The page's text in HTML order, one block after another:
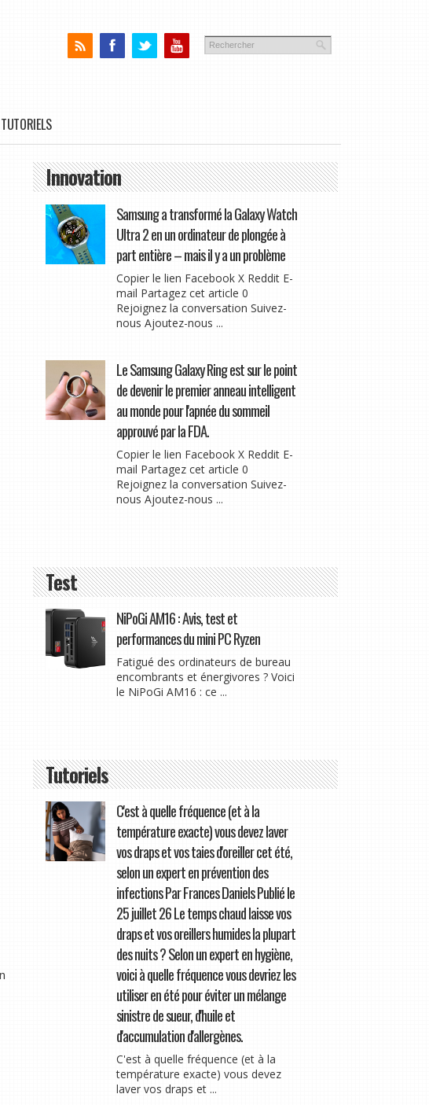
TUTORIELS
Innovation
Samsung a transformé la Galaxy Watch
Ultra 2 en un ordinateur de plongée à
part entière – mais il y a un problème
Copier le lien Facebook X Reddit E-
mail Partagez cet article 0
Rejoignez la conversation Suivez-
nous Ajoutez-nous ...
Le Samsung Galaxy Ring est sur le point
de devenir le premier anneau intelligent
au monde pour l'apnée du sommeil
approuvé par la FDA.
Copier le lien Facebook X Reddit E-
mail Partagez cet article 0
Rejoignez la conversation Suivez-
nous Ajoutez-nous ...
Test
NiPoGi AM16 : Avis, test et
performances du mini PC Ryzen
Fatigué des ordinateurs de bureau
encombrants et énergivores ? Voici
le NiPoGi AM16 : ce ...
Tutoriels
C'est à quelle fréquence (et à la
température exacte) vous devez laver
vos draps et vos taies d'oreiller cet été,
selon un expert en prévention des
infections Par Frances Daniels Publié le
25 juillet 26 Le temps chaud laisse vos
draps et vos oreillers humides la plupart
des nuits ? Selon un expert en hygiène,
voici à quelle fréquence vous devriez les
utiliser en été pour éviter un mélange
sinistre de sueur, d'huile et
d'accumulation d'allergènes.
C'est à quelle fréquence (et à la
température exacte) vous devez
laver vos draps et ...